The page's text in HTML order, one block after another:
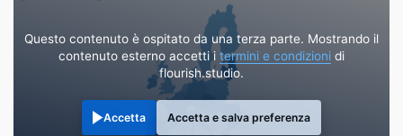
Questo contenuto è ospitato da una terza parte. Mostrando il
contenuto esterno accetti i termini e condizioni di
flourish.studio.
Accetta Accetta e salva preferenza